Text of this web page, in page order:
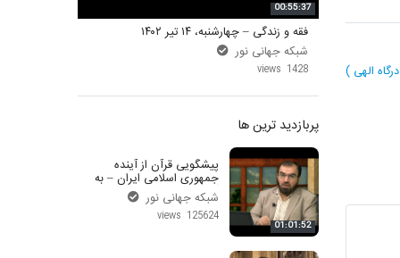
00:55:37
فقه و زندگی – چهارشنبه، ۱۴ تیر ۱۴۰۲
شبکه جهانی نور
1428 views
پربازدید ترین ها
01:01:52
پیشگویی قرآن از آینده
جمهوری اسلامی ایران – به
گواهی تاریخ
شبکه جهانی نور
125624 views